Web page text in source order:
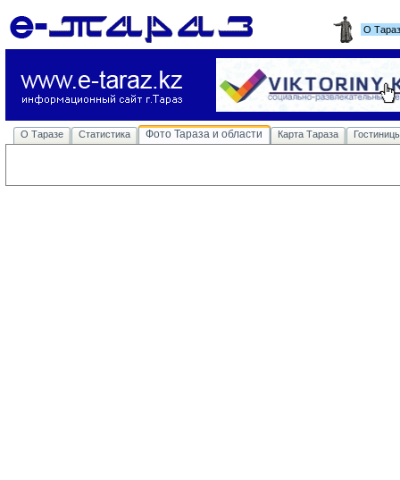
О
О Таразе Статистика Фото Тараза и области Карта Тараза